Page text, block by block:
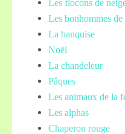
Les flocons de
Les bonhommes de
La banquise
Noël
La chandeleur
Pâques
Les animaux de la
Les alphas
Chaperon rouge